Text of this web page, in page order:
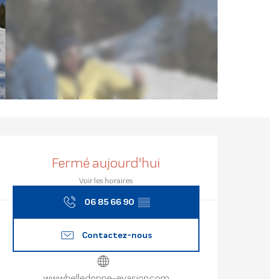
Ouverture et
Fermé aujourd'hui
Voir les horaires
06 85 66 90 ▒▒
Contactez-nous